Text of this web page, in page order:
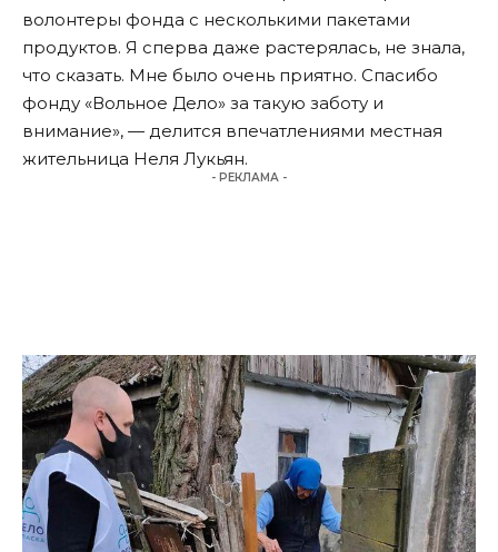
волонтеры фонда с несколькими пакетами
продуктов. Я сперва даже растерялась, не знала,
что сказать. Мне было очень приятно. Спасибо
фонду «Вольное Дело» за такую заботу и
внимание», — делится впечатлениями местная
жительница Неля Лукьян.
- РЕКЛАМА -